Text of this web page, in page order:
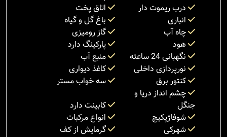
درب ریموت دار
اتاق پخت
انباری
باغ گل و گیاه
چاه آب
گاز رومیزی
هود
پارکینگ دارد
نگهبانی 24 ساعته
منبع آب
نورپردازی داخلی
کاغذ دیواری
کنتور برق
سه خواب مستر
چشم انداز دریا و
جنگل
کابینت دارد
شوفاژپکیچ
انواع مرکبات
شهرکی
گرمایش از کف